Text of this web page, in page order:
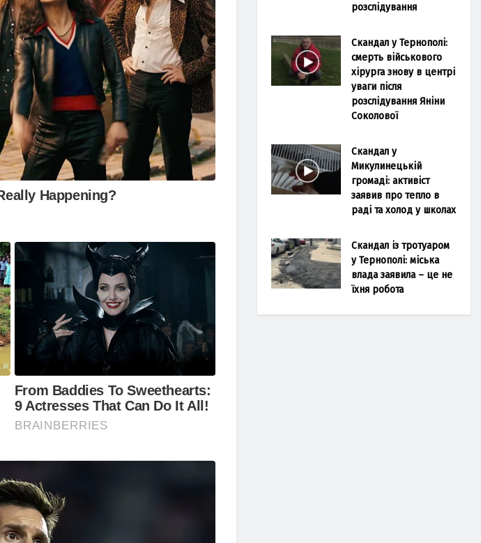
розслідування
Скандал у Тернополі:
смерть військового
хірурга знову в центрі
уваги після
розслідування Яніни
Соколової
Скандал у
Микулинецькій
громаді: активіст
заявив про тепло в
раді та холод у школах
Скандал із тротуаром
у Тернополі: міська
влада заявила – це не
їхня робота